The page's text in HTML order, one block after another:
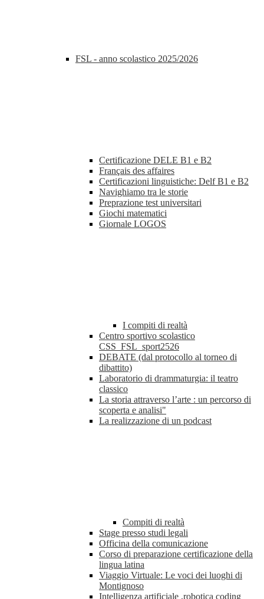
FSL - anno scolastico 2025/2026
Certificazione DELE B1 e B2
Français des affaires
Certificazioni linguistiche: Delf B1 e B2
Navighiamo tra le storie
Preprazione test universitari
Giochi matematici
Giornale LOGOS
I compiti di realtà
Centro sportivo scolastico
CSS_FSL_sport2526
DEBATE (dal protocollo al torneo di
dibattito)
Laboratorio di drammaturgia: il teatro
classico
La storia attraverso l’arte : un percorso di
scoperta e analisi"
La realizzazione di un podcast
Compiti di realtà
Stage presso studi legali
Officina della comunicazione
Corso di preparazione certificazione della
lingua latina
Viaggio Virtuale: Le voci dei luoghi di
Montignoso
Intelligenza artificiale ,robotica coding